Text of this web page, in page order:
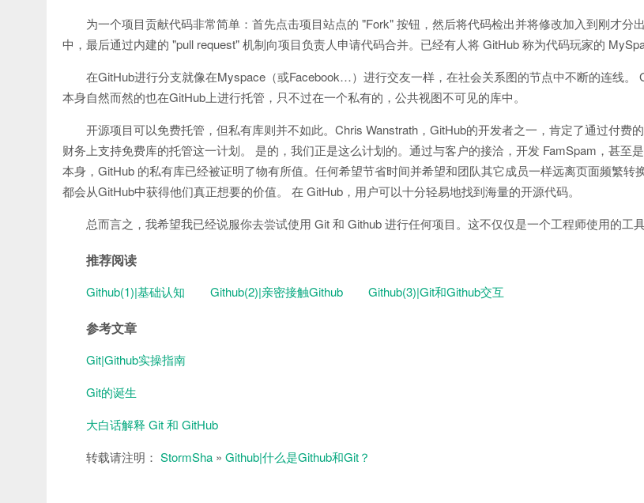
为一个项目贡献代码非常简单：首先点击项目站点的 "Fork" 按钮，然后将代码检出并将修改加入到刚才分
中，最后通过内建的 "pull request" 机制向项目负责人申请代码合并。已经有人将 GitHub 称为代码玩家的
在GitHub进行分支就像在Myspace（或Facebook…）进行交友一样，在社会关系图的节点中不断的连线。
本身自然而然的也在GitHub上进行托管，只不过在一个私有的，公共视图不可见的库中。
开源项目可以免费托管，但私有库则并不如此。Chris Wanstrath，GitHub的开发者之一，肯定了通过付费
财务上支持免费库的托管这一计划。 是的，我们正是这么计划的。通过与客户的接洽，开发 FamSpam，甚至
本身，GitHub 的私有库已经被证明了物有所值。任何希望节省时间并希望和团队其它成员一样远离页面频繁转
都会从GitHub中获得他们真正想要的价值。 在 GitHub，用户可以十分轻易地找到海量的开源代码。
总而言之，我希望我已经说服你去尝试使用 Git 和 Github 进行任何项目。这不仅仅是一个工程师使用的工具
推荐阅读
Github(1)|基础认知 Github(2)|亲密接触Github Github(3)|Git和Github交互
参考文章
Git|Github实操指南
Git的诞生
大白话解释 Git 和 GitHub
转载请注明： StormSha » Github|什么是Github和Git？